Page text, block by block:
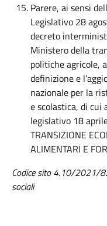
Parere, ai sensi
Legislativo 28
decreto
Ministero della
politiche agricole,
definizione e
nazionale per la
e scolastica, di cui
legislativo 18
TRANSIZIONE
ALIMENTARI E
Codice sito 4.10/2021/
sociali